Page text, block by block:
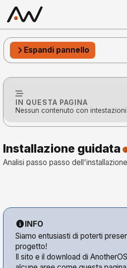
Espandi pannello
IN QUESTA PAGINA
Nessun contenuto con intestazioni
Installazione guidata
Analisi passo passo
INFO
Siamo entusiasti di poterti
progetto!
Il sito e il download di